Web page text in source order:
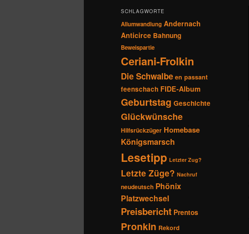
SCHLAGWORTE
Allumwandlung Andernach
Anticirce Bahnung
Beweispartie
Ceriani-Frolkin
Die Schwalbe en passant
feenschach FIDE-Album
Geburtstag Geschichte
Glückwünsche
Hilfsrückzüger Homebase
Königsmarsch
Lesetipp Letzter Zug?
Letzte Züge? Nachruf
neudeutsch Phönix
Platzwechsel
Preisbericht Prentos
Pronkin Rekord